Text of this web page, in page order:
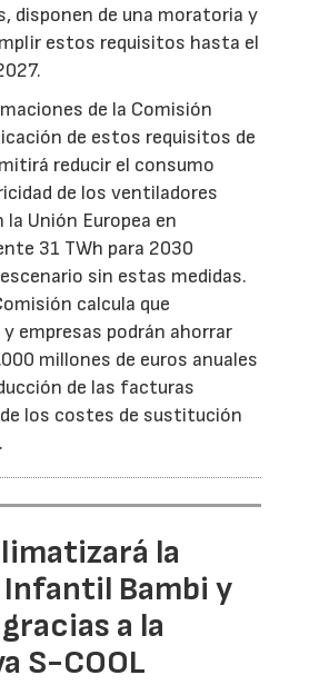
disponen de una moratoria y
estos requisitos hasta el
de la Comisión
de estos requisitos de
reducir el consumo
de los ventiladores
Unión Europea en
31 TWh para 2030
sin estas medidas.
calcula que
empresas podrán ahorrar
millones de euros anuales
de las facturas
los costes de sustitución
la
Infantil Bambi y
a la
S-COOL